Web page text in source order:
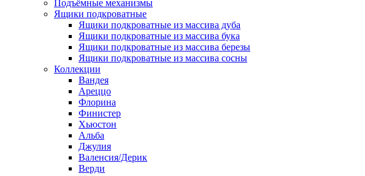
Подъёмные механизмы
Ящики подкроватные
Ящики подкроватные из массива дуба
Ящики подкроватные из массива бука
Ящики подкроватные из массива березы
Ящики подкроватные из массива сосны
Коллекции
Вандея
Ареццо
Флорина
Финистер
Хьюстон
Альба
Джулия
Валенсия/Дерик
Верди